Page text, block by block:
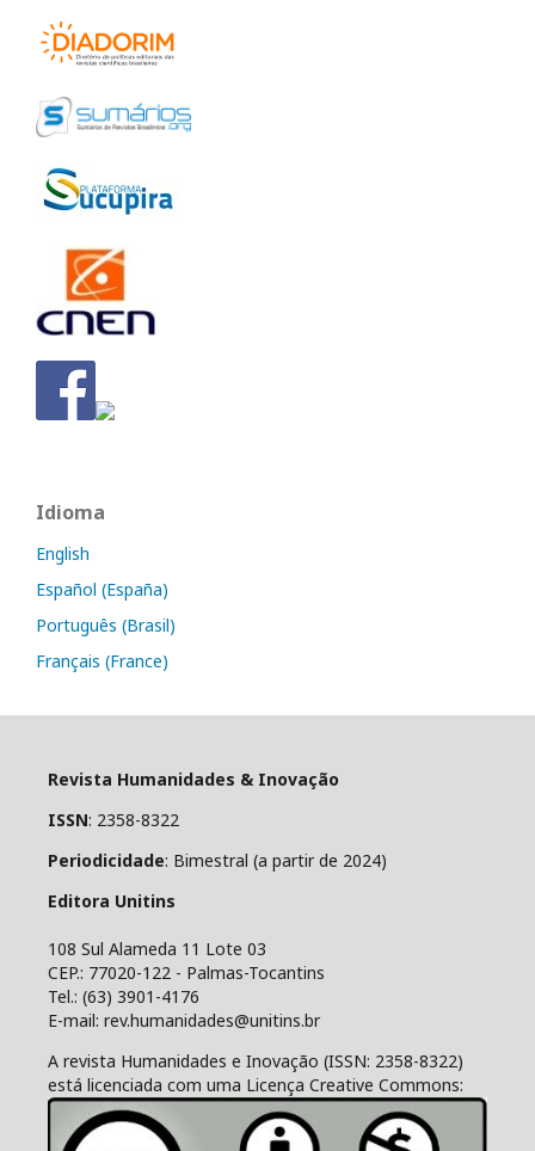
Idioma
English
Español (España)
Português (Brasil)
Français (France)
Revista Humanidades & Inovação
ISSN: 2358-8322
Periodicidade: Bimestral (a partir de 2024)
Editora Unitins
108 Sul Alameda 11 Lote 03
CEP.: 77020-122 - Palmas-Tocantins
Tel.: (63) 3901-4176
E-mail: rev.humanidades@unitins.br
A revista Humanidades e Inovação (ISSN: 2358-8322)
está licenciada com uma Licença Creative Commons: